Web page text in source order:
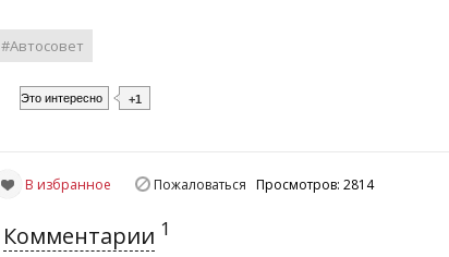
#Автосовет
Это интересно +1
В избранное Пожаловаться Просмотров: 2814
Комментарии 1